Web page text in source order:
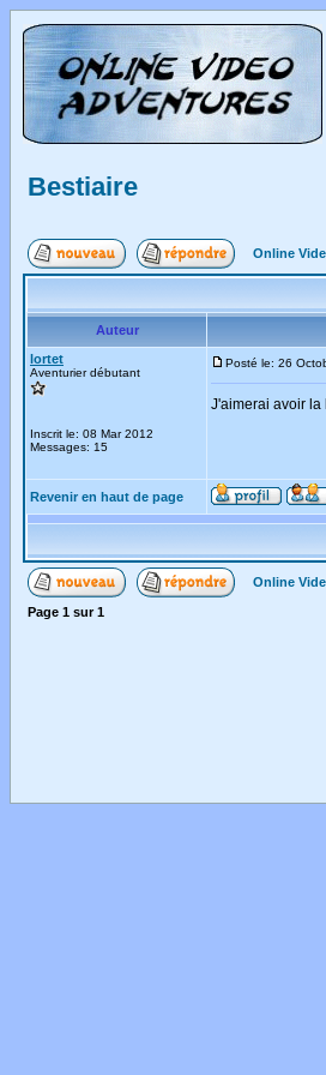
Bestiaire
Online
Auteur
lortet
Aventurier débutant
Inscrit le: 08 Mar 2012
Messages: 15
Posté le: 26
J'aimerai avoir la
Revenir en haut de page
Online
Page 1 sur1